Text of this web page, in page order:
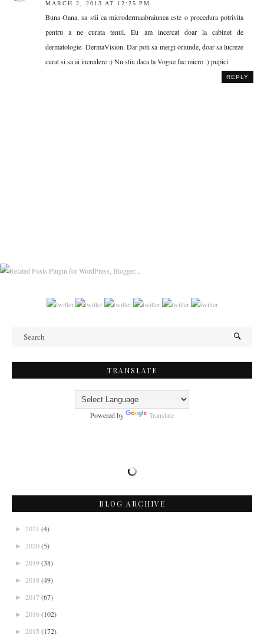
MARCH 2, 2013 AT 12:25 PM
Buna Oana, sa stii ca microdermaabraiunea este o procedura potrivita
pentru a ne curata tenul. Eu am incercat doar la cabinet de
dermatologie- DermaVision. Dar poti sa mergi oriunde, doar sa lucreze
curat si sa ai incredere :) Nu stiu daca la Vogue fac micro :) pupici
REPLY
TRANSLATE
Powered by Translate
BLOG ARCHIVE
► 2021 (4)
► 2020(5)
► 2019(38)
► 2018 (49)
► 2017 (67)
► 2016(102)
► 2015 (172)